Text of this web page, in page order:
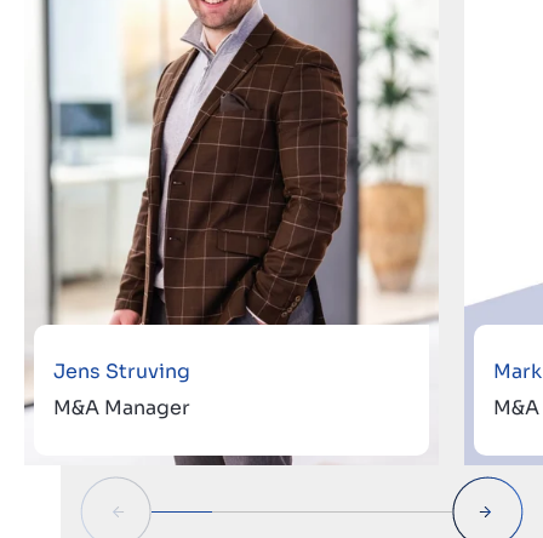
Jens Struving
M&A Manager